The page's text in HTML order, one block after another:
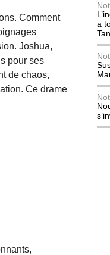
Comment
Joshua,
pour ses
de chaos,
Ce drame
a